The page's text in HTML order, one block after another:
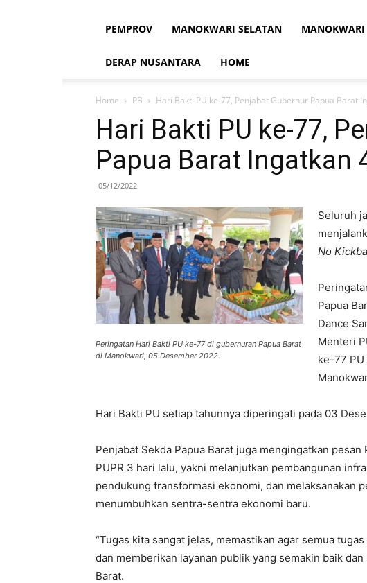
PEMPROV MANOKWARI SELATAN MANOKWARI
DERAP NUSANTARA HOME
Home PB Hari Bakti PU ke-77, Penjabat Gubernur Papua Barat
Hari Bakti PU ke-77,
Papua Barat Ingatkan
05/12/2022
Peringatan Hari Bakti PU ke-77 di gubernuran Papua Barat
di Manokwari, 05 Desember 2022.
Seluruh
No
Papua
Dance
Menteri
ke-77
Hari Bakti PU setiap tahunnya diperingati pada 03
Penjabat Sekda Papua Barat juga mengingatkan
PUPR 3 hari lalu, yakni melanjutkan pembangunan
pendukung transformasi ekonomi, dan melaksanakan
menumbuhkan sentra-sentra ekonomi baru.
“Tugas kita sangat jelas, memastikan agar semua
dan memberikan layanan publik yang semakin baik
Barat.